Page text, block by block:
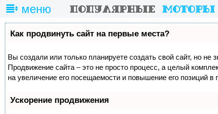
меню
Как продвинуть сайт на первые места?
Вы создали или только планируете создать свой сайт, но не
Продвижение сайта – это не просто процесс, а целый
на увеличение его посещаемости и повышение его позиций в
Ускорение продвижения